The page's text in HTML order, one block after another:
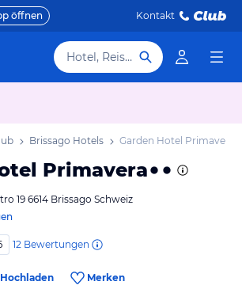
öffnen Kontakt
Hotel, Reiseziel
Brissago Hotels Garden Hotel Primavera
Primavera
19 6614 Brissago Schweiz
12 Bewertungen
Hochladen Merken